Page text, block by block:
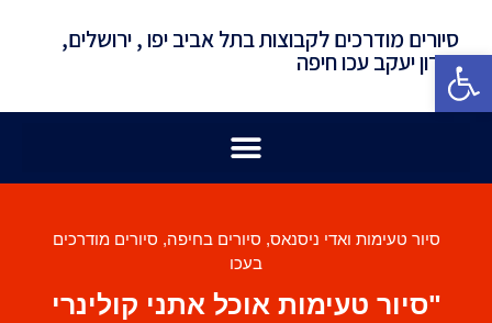
פתח סרגל נגישות
סיורים מודרכים לקבוצות בתל אביב יפו , ירושלים,
זכרון יעקב עכו חיפה
סיור טעימות ואדי ניסנאס, סיורים בחיפה, סיורים מודרכים
בעכו
"סיור טעימות אוכל אתני קולינרי